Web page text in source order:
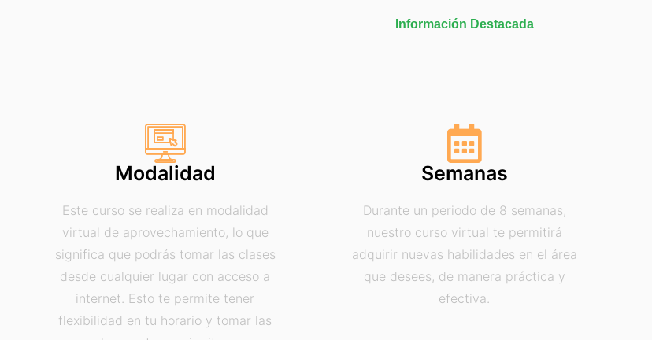
Información Destacada
Modalidad
Este curso se realiza en modalidad
virtual de aprovechamiento, lo que
significa que podrás tomar las clases
desde cualquier lugar con acceso a
internet. Esto te permite tener
flexibilidad en tu horario y tomar las
Semanas
Durante un periodo de 8 semanas,
nuestro curso virtual te permitirá
adquirir nuevas habilidades en el área
que desees, de manera práctica y
efectiva.